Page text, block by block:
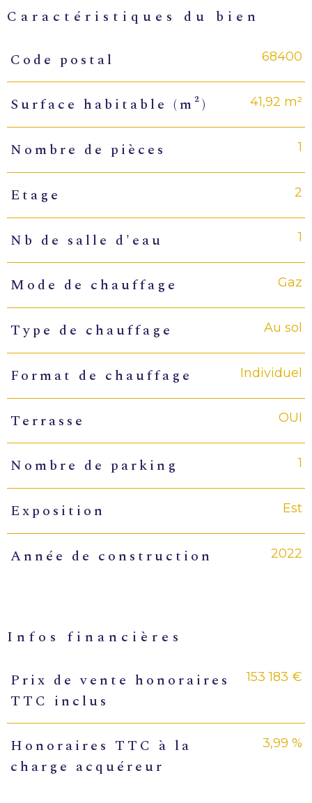
caractéristiques du bien
Caractéristiques
Code postal 68400
Surface habitable (m²) 41,92 m²
Nombre de pièces 1
Etage 2
Nb de salle d'eau 1
Mode de chauffage Gaz
Type de chauffage Au sol
Format de chauffage Individuel
Terrasse OUI
Nombre de parking 1
Exposition Est
Année de construction 2022
infos financières
Caractéristiques Valeurs
Prix de vente honoraires
TTC inclus
153 183 €
Honoraires TTC à la
charge acquéreur
3,99 %